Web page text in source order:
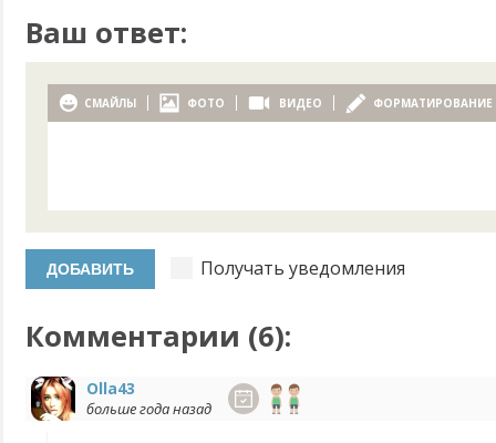
Ваш ответ:
СМАЙЛЫ ФОТО ВИДЕО ФОРМАТИРОВАНИЕ
Получать уведомления
Комментарии (6):
Olla43
больше года назад